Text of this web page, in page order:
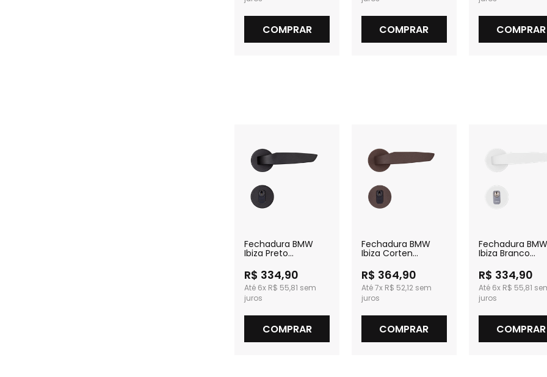
COMPRAR COMPRAR COMPRAR
Fechadura BMW
Ibiza Preto
R$ 334,90
6x R$ 55,81
COMPRAR
Fechadura BMW
Ibiza Corten
R$ 364,90
7x R$ 52,12
COMPRAR
Fechadura BMW
Ibiza Branco
R$ 334,90
6x R$ 55,81
COMPRAR